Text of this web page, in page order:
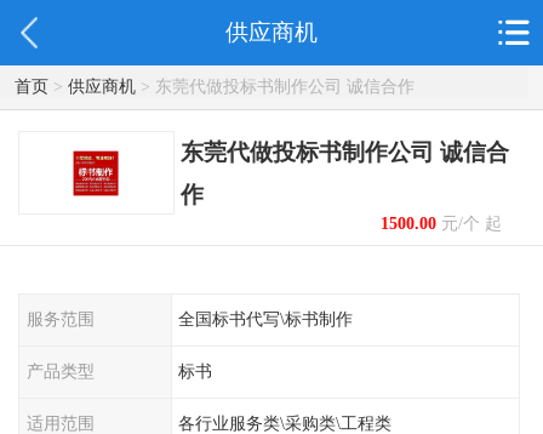
供应商机
首页> 供应商机> 东莞代做投标书制作公司 诚信合作
东莞代做投标书制作公司 诚信合
作
1500.00元/个 起
服务范围 全国标书代写\标书制作
产品类型 标书
适用范围 各行业服务类\采购类\工程类